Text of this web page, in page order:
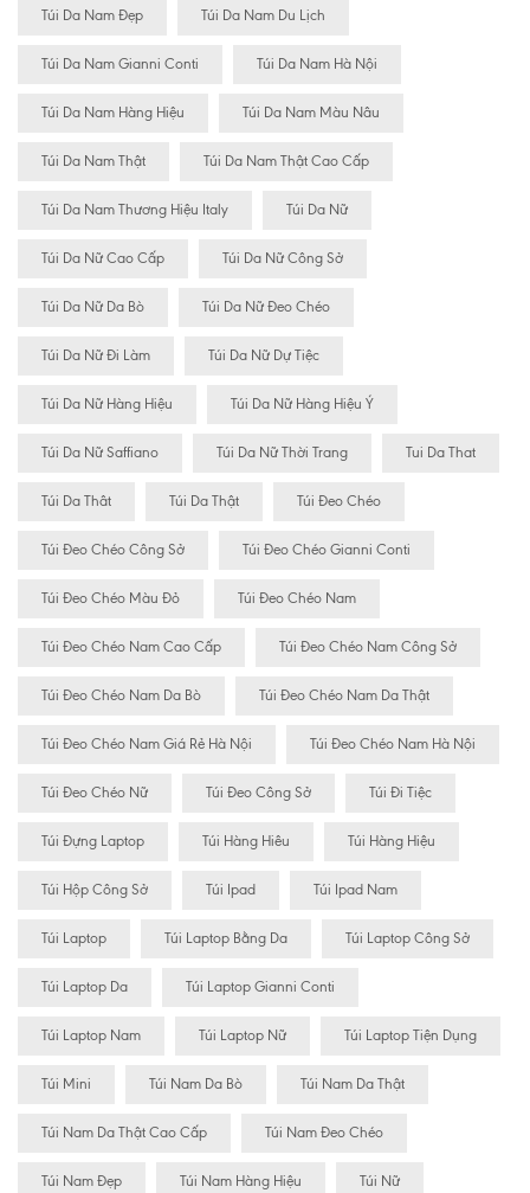
Túi Da Nam Đẹp Túi Da Nam Du Lịch
Túi Da Nam Gianni Conti Túi Da Nam Hà Nội
Túi Da Nam Hàng Hiệu Túi Da Nam Màu Nâu
Túi Da Nam Thật Túi Da Nam Thật Cao Cấp
Túi Da Nam Thương Hiệu Italy Túi Da Nữ
Túi Da Nữ Cao Cấp Túi Da Nữ Công Sở
Túi Da Nữ Da Bò Túi Da Nữ Đeo Chéo
Túi Da Nữ Đi Làm Túi Da Nữ Dự Tiệc
Túi Da Nữ Hàng Hiệu Túi Da Nữ Hàng Hiệu Ý
Túi Da Nữ Saffiano Túi Da Nữ Thời Trang Tui Da That
Túi Da Thât Túi Da Thật Túi Đeo Chéo
Túi Đeo Chéo Công Sở Túi Đeo Chéo Gianni Conti
Túi Đeo Chéo Màu Đỏ Túi Đeo Chéo Nam
Túi Đeo Chéo Nam Cao Cấp Túi Đeo Chéo Nam Công Sở
Túi Đeo Chéo Nam Da Bò Túi Đeo Chéo Nam Da Thật
Túi Đeo Chéo Nam Giá Rẻ Hà Nội Túi Đeo Chéo Nam Hà Nội
Túi Đeo Chéo Nữ Túi Đeo Công Sở Túi Đi Tiệc
Túi Đựng Laptop Túi Hàng Hiêu Túi Hàng Hiệu
Túi Hộp Công Sở Túi Ipad Túi Ipad Nam
Túi Laptop Túi Laptop Bằng Da Túi Laptop Công Sở
Túi Laptop Da Túi Laptop Gianni Conti
Túi Laptop Nam Túi Laptop Nữ Túi Laptop Tiện Dụng
Túi Mini Túi Nam Da Bò Túi Nam Da Thật
Túi Nam Da Thật Cao Cấp Túi Nam Đeo Chéo
Túi Nam Đẹp Túi Nam Hàng Hiệu Túi Nữ